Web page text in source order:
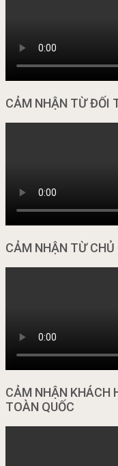
CẢM NHẬN TỪ ĐỐI
CẢM NHẬN TỪ CHỦ
CẢM NHẬN KHÁCH
TOÀN QUỐC